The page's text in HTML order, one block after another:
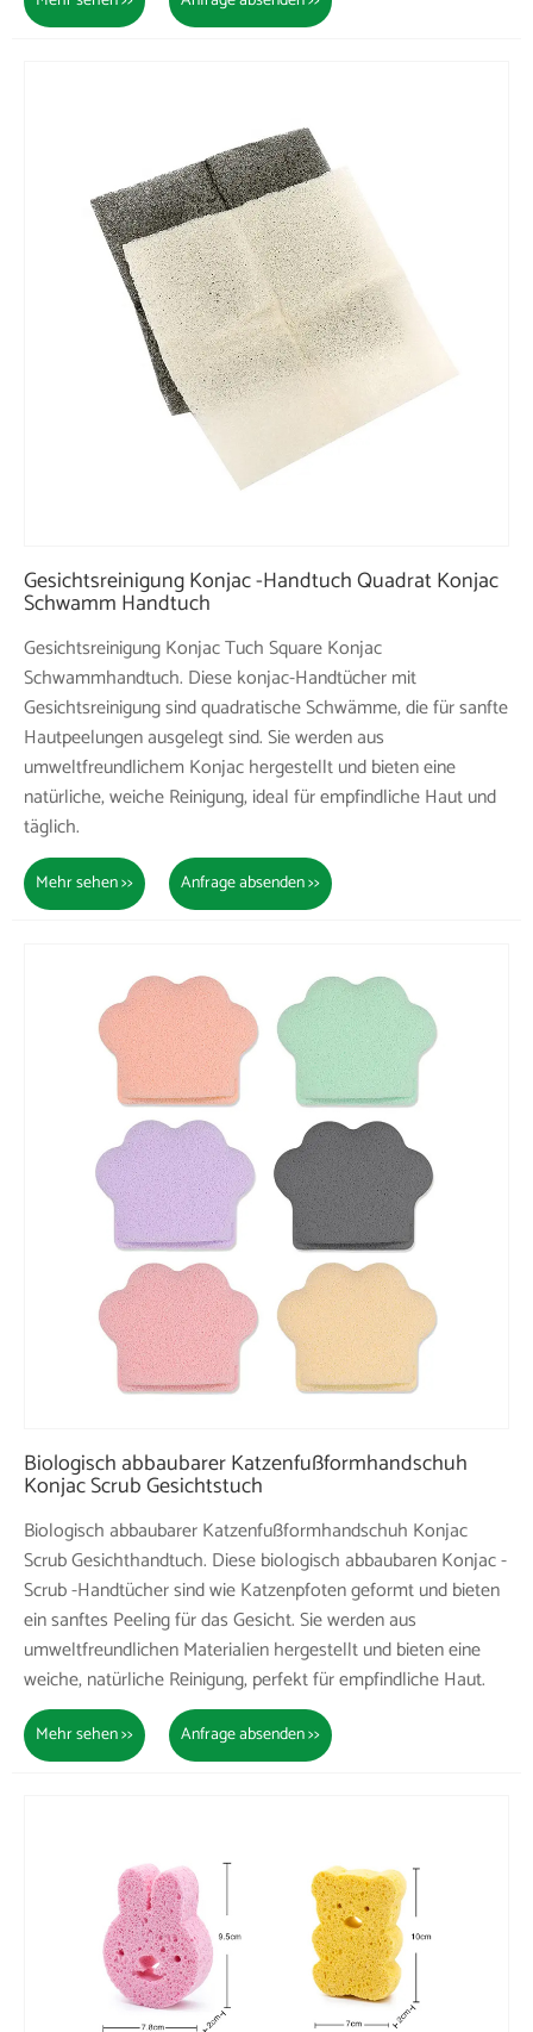
Gesichtsreinigung Konjac -Handtuch Quadrat Konjac
Schwamm Handtuch
Gesichtsreinigung Konjac Tuch Square Konjac
Schwammhandtuch. Diese konjac-Handtücher mit
Gesichtsreinigung sind quadratische Schwämme, die für sanfte
Hautpeelungen ausgelegt sind. Sie werden aus
umweltfreundlichem Konjac hergestellt und bieten eine
natürliche, weiche Reinigung, ideal für empfindliche Haut und
täglich.
Mehr sehen >> Anfrage absenden >>
Biologisch abbaubarer Katzenfußformhandschuh
Konjac Scrub Gesichtstuch
Biologisch abbaubarer Katzenfußformhandschuh Konjac
Scrub Gesichthandtuch. Diese biologisch abbaubaren Konjac -
Scrub -Handtücher sind wie Katzenpfoten geformt und bieten
ein sanftes Peeling für das Gesicht. Sie werden aus
umweltfreundlichen Materialien hergestellt und bieten eine
weiche, natürliche Reinigung, perfekt für empfindliche Haut.
Mehr sehen >> Anfrage absenden >>